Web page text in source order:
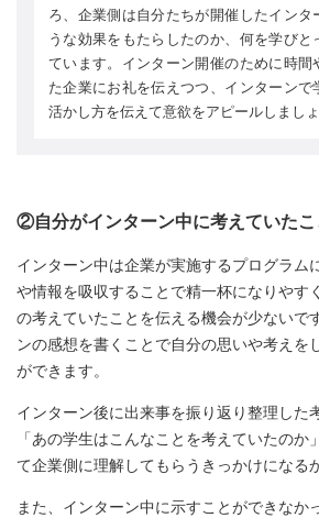
ろ、企業側は自分たちが開催したインタ
うな効果をもたらしたのか、何を学びと
ています。インターン開催のために時間
た企業にお礼を伝えつつ、インターンで
活かし方を伝えて意欲をアピールしましょ
②自分がインターン中に考えていたこ
インターン中は企業が実施するプログラム
や情報を吸収することで精一杯になりやす
の考えていたことを伝える機会が少ないで
ンの感想を書くことで自分の思いや考えを
ができます。
インターン後に出来事を振り返り整理した
「あの学生はこんなことを考えていたのか
て企業側に理解してもらうきっかけになる
また、インターン中に示すことができなか